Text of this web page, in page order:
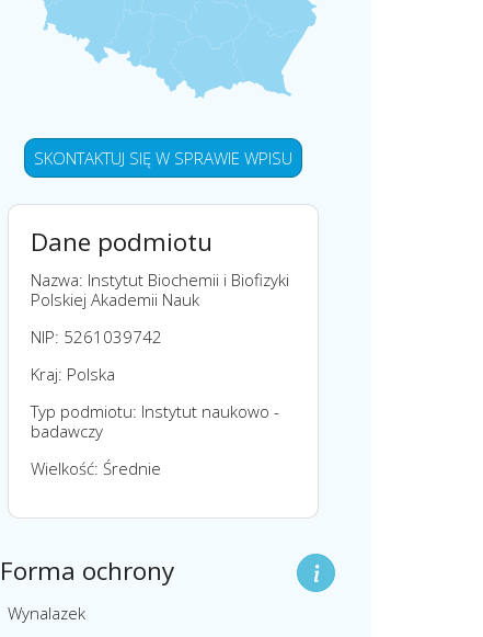
SKONTAKTUJ SIĘ W SPRAWIE WPISU
Dane podmiotu
Nazwa: Instytut Biochemii i Biofizyki
Polskiej Akademii Nauk
NIP: 5261039742
Kraj: Polska
Typ podmiotu: Instytut naukowo -
badawczy
Wielkość: Średnie
Forma ochrony
Wynalazek